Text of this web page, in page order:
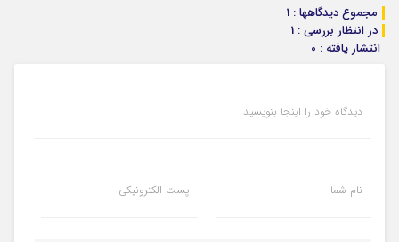
مجموع دیدگاهها : 1
در انتظار بررسی : 1
انتشار یافته : 0
دیدگاه خود را اینجا بنویسید
نام شما پست الکترونیکی